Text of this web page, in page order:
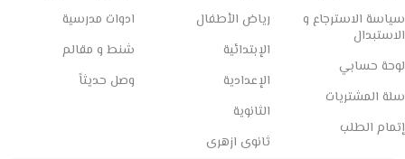
سياسة الاسترجاع و
الاستبدال
لوحة حسابي
سلة المشتريات
إتمام الطلب
رياض الأطفال
الإبتدائية
الإعدادية
الثانوية
ثانوى ازهرى
ادوات مدرسية
شنط و مقالم
وصل حديثاً